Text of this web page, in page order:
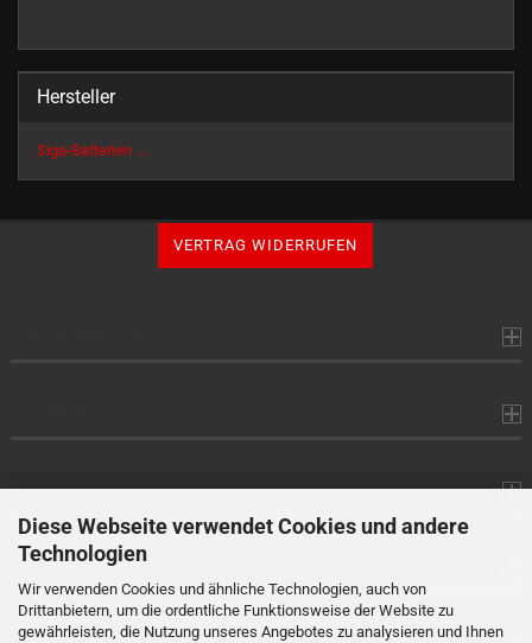
Diese Webseite verwendet Cookies und andere
Technologien
Wir verwenden Cookies und ähnliche Technologien, auch von
Drittanbietern, um die ordentliche Funktionsweise der Website zu
gewährleisten, die Nutzung unseres Angebotes zu analysieren und Ihnen
Hersteller
Siga-Batterien ...
VERTRAG WIDERRUFEN
Ihr Konto
Kontaktdaten